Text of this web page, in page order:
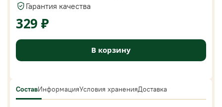
Гарантия качества
329 ₽
В корзину
СоставИнформацияУсловия храненияДоставка